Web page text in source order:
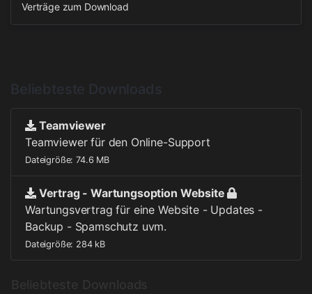
Verträge zum Download
Beliebteste Downloads
Teamviewer
Teamviewer für den Online-Support
Dateigröße: 74.6 MB
Vertrag - Wartungsoption Website
Wartungsvertrag für eine Website - Updates -
Backup - Spamschutz uvm.
Dateigröße: 284 kB